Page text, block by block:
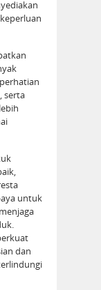
serta
untuk
dan